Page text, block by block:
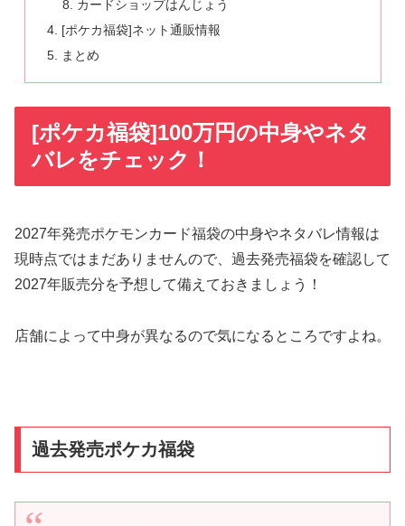
カードショップはんじょう
[ポケカ福袋]ネット通販情報
まとめ
[ポケカ福袋]100万円の中身やネタ
バレをチェック！
2027年発売ポケモンカード福袋の中身やネタバレ情報は
現時点ではまだありませんので、過去発売福袋を確認して
2027年販売分を予想して備えておきましょう！
店舗によって中身が異なるので気になるところですよね。
過去発売ポケカ福袋